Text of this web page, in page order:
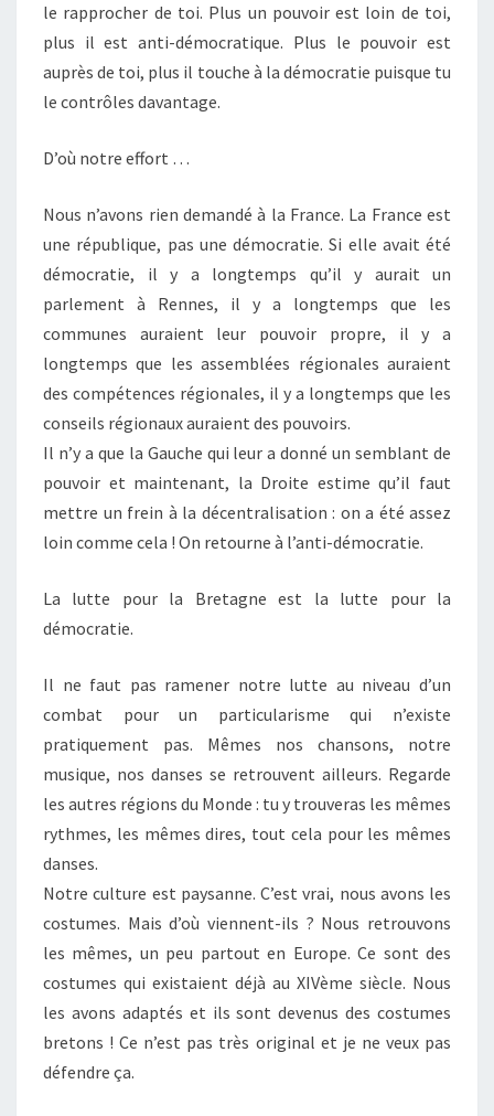
le rapprocher de toi. Plus un pouvoir est loin de toi,
plus il est anti-démocratique. Plus le pouvoir est
auprès de toi, plus il touche à la démocratie puisque tu
le contrôles davantage.
D’où notre effort …
Nous n’avons rien demandé à la France. La France est
une république, pas une démocratie. Si elle avait été
démocratie, il y a longtemps qu’il y aurait un
parlement à Rennes, il y a longtemps que les
communes auraient leur pouvoir propre, il y a
longtemps que les assemblées régionales auraient
des compétences régionales, il y a longtemps que les
conseils régionaux auraient des pouvoirs.
Il n’y a que la Gauche qui leur a donné un semblant de
pouvoir et maintenant, la Droite estime qu’il faut
mettre un frein à la décentralisation : on a été assez
loin comme cela ! On retourne à l’anti-démocratie.
La lutte pour la Bretagne est la lutte pour la
démocratie.
Il ne faut pas ramener notre lutte au niveau d’un
combat pour un particularisme qui n’existe
pratiquement pas. Mêmes nos chansons, notre
musique, nos danses se retrouvent ailleurs. Regarde
les autres régions du Monde : tu y trouveras les mêmes
rythmes, les mêmes dires, tout cela pour les mêmes
danses.
Notre culture est paysanne. C’est vrai, nous avons les
costumes. Mais d’où viennent-ils ? Nous retrouvons
les mêmes, un peu partout en Europe. Ce sont des
costumes qui existaient déjà au XIVème siècle. Nous
les avons adaptés et ils sont devenus des costumes
bretons ! Ce n’est pas très original et je ne veux pas
défendre ça.